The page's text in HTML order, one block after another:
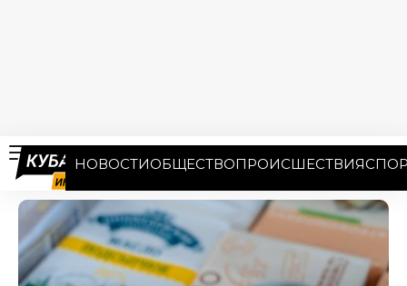
НОВОСТИОБЩЕСТВОПРОИСШЕСТВИЯ